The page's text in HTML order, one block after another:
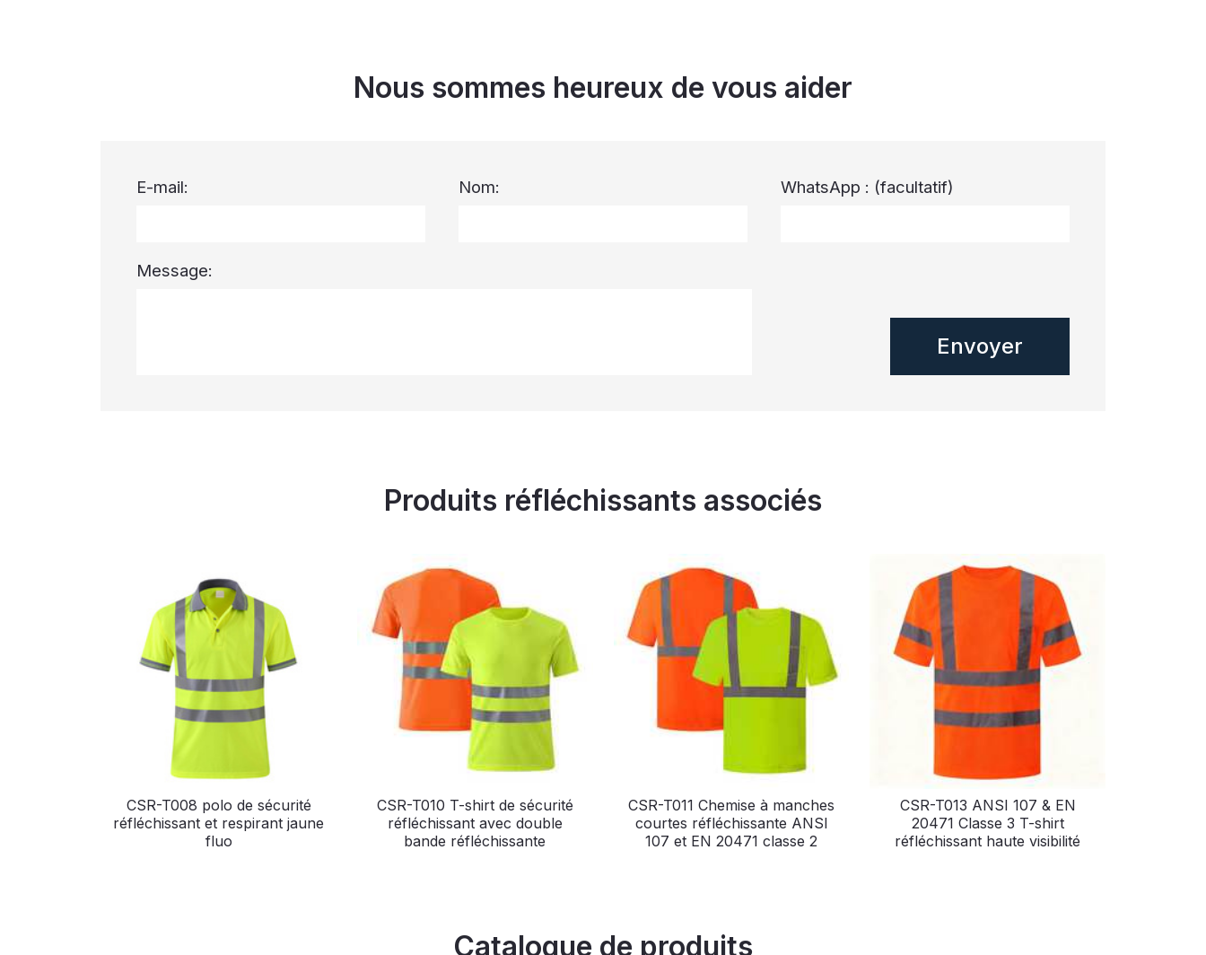
Nous sommes heureux de vous aider
E-mail: Nom: WhatsApp : (facultatif)
Message:
Produits réfléchissants associés
CSR-T008 polo de sécurité
réfléchissant et respirant jaune
fluo
CSR-T010 T-shirt de sécurité
réfléchissant avec double
bande réfléchissante
CSR-T011 Chemise à manches
courtes réfléchissante ANSI
107 et EN 20471 classe 2
CSR-T013 ANSI 107 & EN
20471 Classe 3 T-shirt
réfléchissant haute visibilité
Catalogue de produits